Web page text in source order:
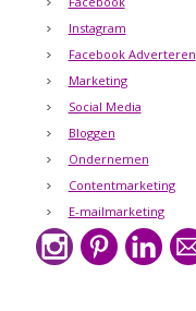
Instagram
Facebook Adverteren
Marketing
Social Media
Bloggen
Ondernemen
Contentmarketing
E-mailmarketing